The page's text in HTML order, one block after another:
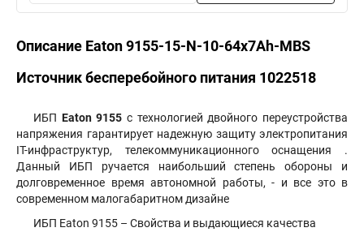
Описание Eaton 9155-15-N-10-64x7Ah-MBS
Источник бесперебойного питания 1022518
ИБП Eaton 9155 с технологией двойного переустройства
напряжения гарантирует надежную защиту электропитания
IT-инфраструктур, телекоммуникационного оснащения .
Данный ИБП ручается наибольший степень обороны и
долговременное время автономной работы, - и все это в
современном малогабаритном дизайне
ИБП Eaton 9155 – Свойства и выдающиеся качества